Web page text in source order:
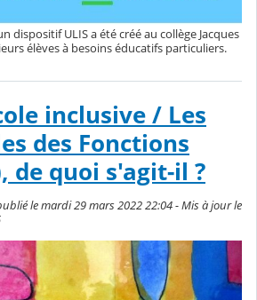
dispositif ULIS a été créé au collège Jacques
élèves à besoins éducatifs particuliers.
inclusive / Les
des Fonctions
de quoi s'agit-il ?
publié le mardi 29 mars 2022 22:04 - Mis à jour le